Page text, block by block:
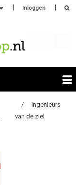
Inloggen
Ingenieurs
van de ziel